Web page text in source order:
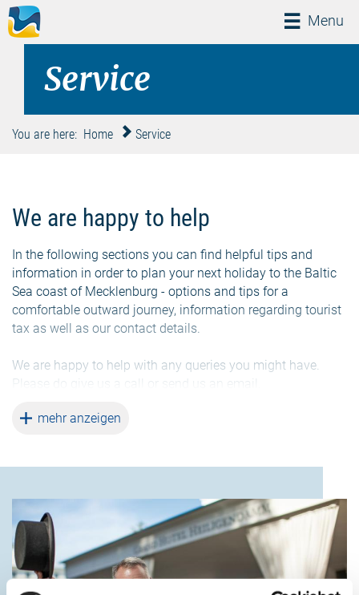
Menü
Menu
Service
You are here: Home Service
We are happy to help
In the following sections you can find helpful tips and
information in order to plan your next holiday to the Baltic
Sea coast of Mecklenburg - options and tips for a
comfortable outward journey, information regarding tourist
tax as well as our contact details.
We are happy to help with any queries you might have.
Please do give us a call or send us an email.
weiterlesen
mehr anzeigen